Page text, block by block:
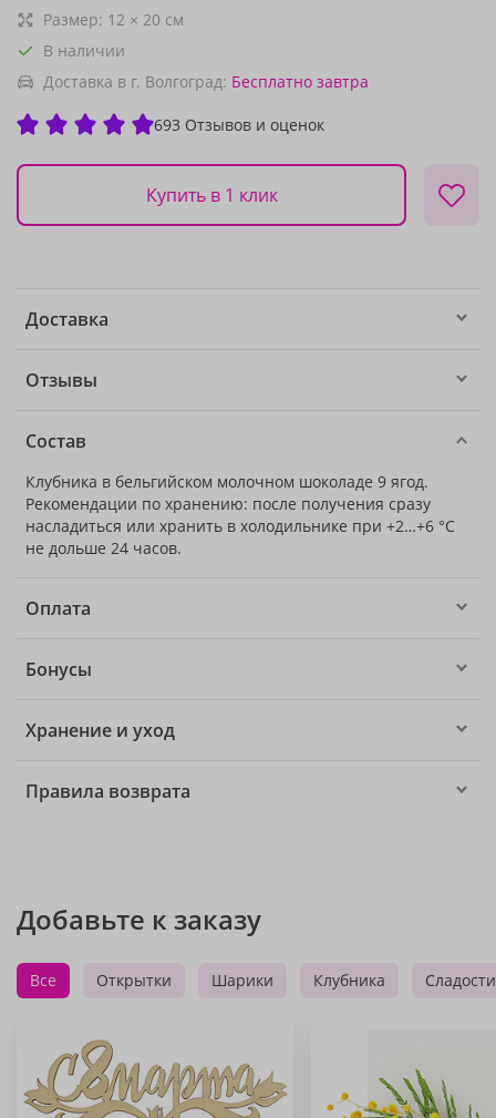
Размер: 12 × 20 см
В наличии
Доставка в г. Волгоград: Бесплатно завтра
693 Отзывов и оценок
Купить в 1 клик
Доставка
Отзывы
Состав
Клубника в бельгийском молочном шоколаде 9 ягод.
Рекомендации по хранению: после получения сразу
насладиться или хранить в холодильнике при +2…+6 °C
не дольше 24 часов.
Оплата
Бонусы
Хранение и уход
Правила возврата
Добавьте к заказу
Все Открытки Шарики Клубника Сладости